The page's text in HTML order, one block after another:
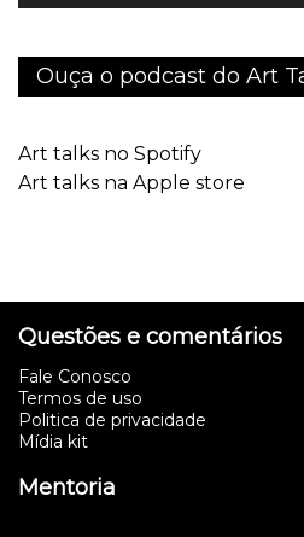
Ouça o podcast do Art
Art talks no Spotify
Art talks na Apple store
Questões e comentários
Fale Conosco
Termos de uso
Politica de privacidade
Mídia kit
Mentoria